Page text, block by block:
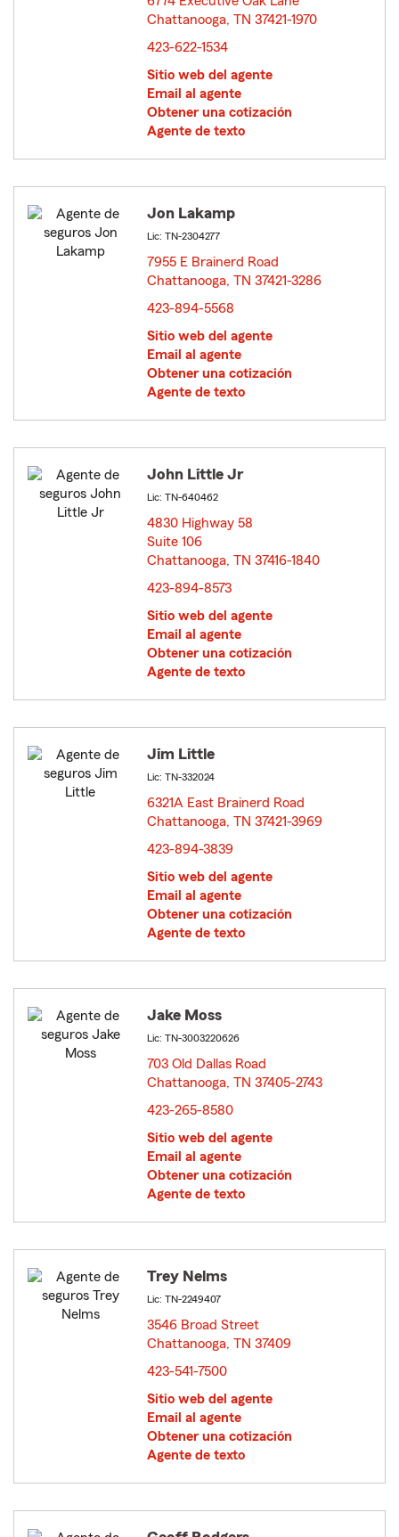
Chattanooga, TN 37421-1970
423-622-1534
Sitio web del agente
Email al agente
Obtener una cotización
Agente de texto
Jon Lakamp
Lic: TN-2304277
7955 E Brainerd Road
Chattanooga, TN 37421-3286
423-894-5568
Sitio web del agente
Email al agente
Obtener una cotización
Agente de texto
John Little Jr
Lic: TN-640462
4830 Highway 58
Suite 106
Chattanooga, TN 37416-1840
423-894-8573
Sitio web del agente
Email al agente
Obtener una cotización
Agente de texto
Jim Little
Lic: TN-332024
6321A East Brainerd Road
Chattanooga, TN 37421-3969
423-894-3839
Sitio web del agente
Email al agente
Obtener una cotización
Agente de texto
Jake Moss
Lic: TN-3003220626
703 Old Dallas Road
Chattanooga, TN 37405-2743
423-265-8580
Sitio web del agente
Email al agente
Obtener una cotización
Agente de texto
Trey Nelms
Lic: TN-2249407
3546 Broad Street
Chattanooga, TN 37409
423-541-7500
Sitio web del agente
Email al agente
Obtener una cotización
Agente de texto